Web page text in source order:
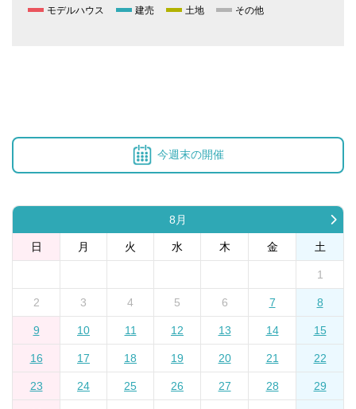
モデルハウス
建売 土地 その他
今週末の開催
8月
日 月 火 水 木 金 土
1
2 3 4 5 6 7 8
9 10 11 12 13 14 15
16 17 18 19 20 21 22
23 24 25 26 27 28 29